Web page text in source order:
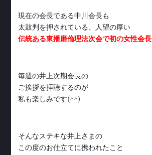
現在の会長である中川会長も
太鼓判を押されている、人望の厚い
伝統ある東播磨倫理法次会で初の女性会長
毎週の井上次期会長の
ご挨拶を拝聴するのが
私も楽しみです(^^)
そんなステキな井上さまの
この度のお仕立てに携われたこと